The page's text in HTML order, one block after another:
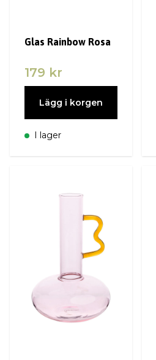
Glas Rainbow Rosa
179 kr
Lägg i korgen
I lager